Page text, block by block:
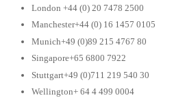
London +44 (0) 20 7478 2500
Manchester+44 (0) 16 1457 0105
Munich+49 (0)89 215 4767 80
Singapore+65 6800 7922
Stuttgart+49 (0)711 219 540 30
Wellington+ 64 4 499 0004